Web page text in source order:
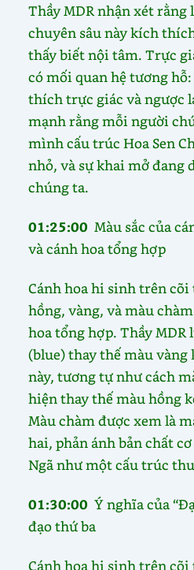
Thầy MDR nhận xét rằng
chuyên sâu này kích
thấy biết nội tâm. Trực
có mối quan hệ tương
thích trực giác và ngược
mạnh rằng mỗi người
mình cấu trúc Hoa Sen
nhỏ, và sự khai mở đang
chúng ta.
01:25:00 Màu sắc của
và cánh hoa tổng hợp
Cánh hoa hi sinh trên
hồng, vàng, và màu
hoa tổng hợp. Thầy MDR
(blue) thay thế màu vàng
này, tương tự như cách
hiện thay thế màu hồng
Màu chàm được xem là
hai, phản ánh bản chất cơ
Ngã như một cấu trúc
01:30:00Ý nghĩa của
đạo thứ ba
Cánh hoa hi sinh trên